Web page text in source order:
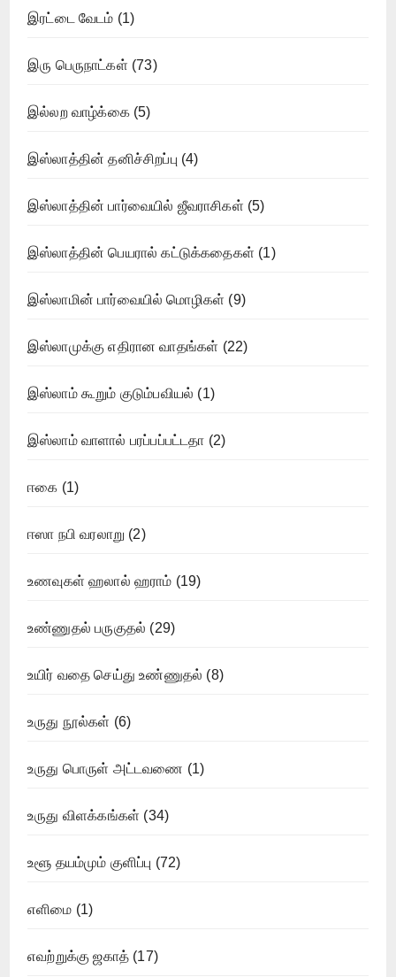
இரட்டை வேடம் (1)
இரு பெருநாட்கள் (73)
இல்லற வாழ்க்கை(5)
இஸ்லாத்தின் தனிச்சிறப்பு (4)
இஸ்லாத்தின் பார்வையில் ஜீவராசிகள் (5)
இஸ்லாத்தின் பெயரால் கட்டுக்கதைகள் (1)
இஸ்லாமின் பார்வையில் மொழிகள் (9)
இஸ்லாமுக்கு எதிரான வாதங்கள் (22)
இஸ்லாம் கூறும் குடும்பவியல் (1)
இஸ்லாம் வாளால் பரப்பப்பட்டதா (2)
ஈகை (1)
ஈஸா நபி வரலாறு (2)
உணவுகள் ஹலால் ஹராம் (19)
உண்ணுதல் பருகுதல் (29)
உயிர் வதை செய்து உண்ணுதல் (8)
உருது நூல்கள் (6)
உருது பொருள் அட்டவணை (1)
உருது விளக்கங்கள் (34)
உளூ தயம்மும் குளிப்பு (72)
எளிமை (1)
எவற்றுக்கு ஜகாத் (17)